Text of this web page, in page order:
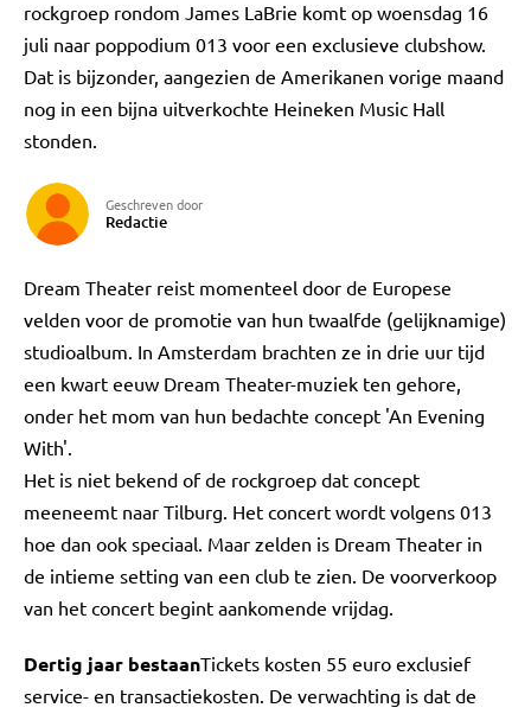
rockgroep rondom James LaBrie komt op woensdag 16
juli naar poppodium 013 voor een exclusieve clubshow.
Dat is bijzonder, aangezien de Amerikanen vorige maand
nog in een bijna uitverkochte Heineken Music Hall
stonden.
Geschreven door
Redactie
Dream Theater reist momenteel door de Europese
velden voor de promotie van hun twaalfde (gelijknamige)
studioalbum. In Amsterdam brachten ze in drie uur tijd
een kwart eeuw Dream Theater-muziek ten gehore,
onder het mom van hun bedachte concept 'An Evening
With'.
Het is niet bekend of de rockgroep dat concept
meeneemt naar Tilburg. Het concert wordt volgens 013
hoe dan ook speciaal. Maar zelden is Dream Theater in
de intieme setting van een club te zien. De voorverkoop
van het concert begint aankomende vrijdag.
Dertig jaar bestaanTickets kosten 55 euro exclusief
service- en transactiekosten. De verwachting is dat de